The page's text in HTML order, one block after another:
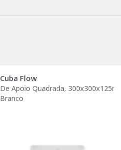
Cuba Flow
De Apoio Quadrada, 300x300x125mm
Branco